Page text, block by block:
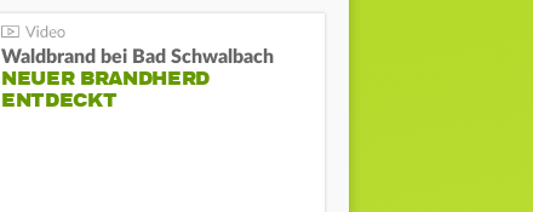
Waldbrand bei Bad Schwalbach
NEUER BRANDHERD
ENTDECKT